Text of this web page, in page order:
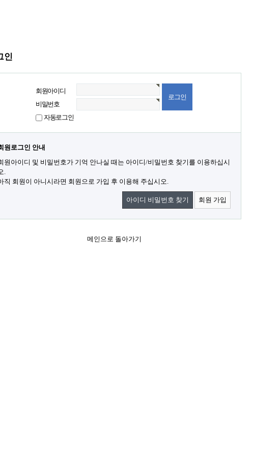
인
회원아이디
비밀번호
자동로그인
원로그인 안내
원아이디 및 비밀번호가 기억 안나실 때는 아이디/비밀번호 찾기를 이용하십시
.
직 회원이 아니시라면 회원으로 가입 후 이용해 주십시오.
아이디 비밀번호 찾기 회원 가입
메인으로 돌아가기